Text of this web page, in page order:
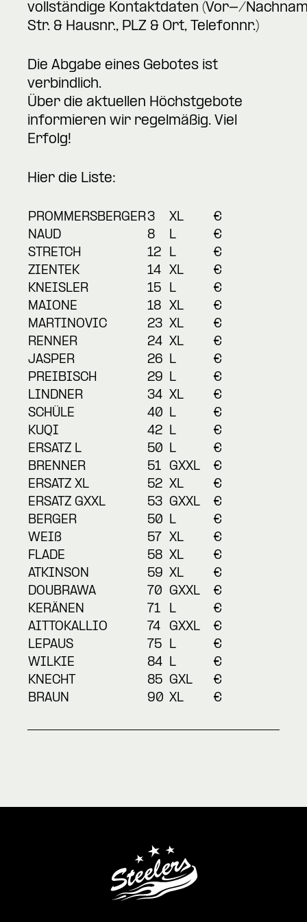
vollständige Kontaktdaten (Vor-/
Str. & Hausnr., PLZ & Ort, Telefonnr.)
Die Abgabe eines Gebotes ist
verbindlich.
Über die aktuellen Höchstgebote
informieren wir regelmäßig. Viel
Erfolg!
Hier die Liste:
PROMMERSBERGER3 XL
€
NAUD
8 L
€
STRETCH
12 L
€
ZIENTEK
14 XL
€
KNEISLER
15 L
€
MAIONE
18 XL
€
MARTINOVIC
23 XL
€
RENNER
24 XL
€
JASPER
26 L
€
PREIBISCH
29 L
€
LINDNER
34 XL
€
SCHÜLE
40 L
€
KUQI
42 L
€
ERSATZ L
50 L
€
BRENNER
51 GXXL
€
ERSATZ XL
52 XL
€
ERSATZ GXXL
53 GXXL
€
BERGER
50 L
€
WEIß
57 XL
€
FLADE
58 XL
€
ATKINSON
59 XL
€
DOUBRAWA
70 GXXL
€
KERÄNEN
71 L
€
AITTOKALLIO
74 GXXL
€
LEPAUS
75 L
€
WILKIE
84 L
€
KNECHT
85 GXL
€
BRAUN
90 XL €